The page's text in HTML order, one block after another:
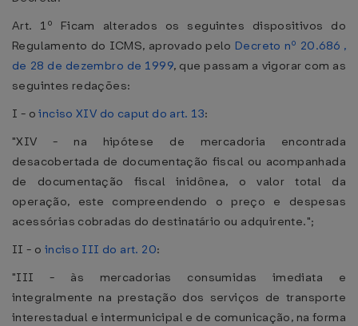
Art. 1º Ficam alterados os seguintes dispositivos do
Regulamento do ICMS, aprovado pelo Decreto nº 20.686 ,
de 28 de dezembro de 1999, que passam a vigorar com as
seguintes redações:
I - oinciso XIV do caput do art. 13:
"XIV - na hipótese de mercadoria encontrada
desacobertada de documentação fiscal ou acompanhada
de documentação fiscal inidônea, o valor total da
operação, este compreendendo o preço e despesas
acessórias cobradas do destinatário ou adquirente.";
II - o inciso III do art. 20:
"III - às mercadorias consumidas imediata e
integralmente na prestação dos serviços de transporte
interestadual e intermunicipal e de comunicação, na forma